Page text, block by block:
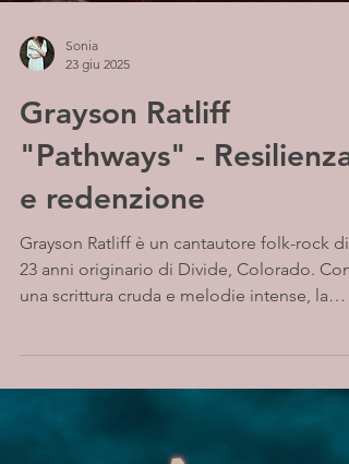
Sonia
23 giu 2025
Grayson Ratliff
"Pathways" - Resilienza
e redenzione
Grayson Ratliff è un cantautore folk-rock di
23 anni originario di Divide, Colorado. Con
una scrittura cruda e melodie intense, la